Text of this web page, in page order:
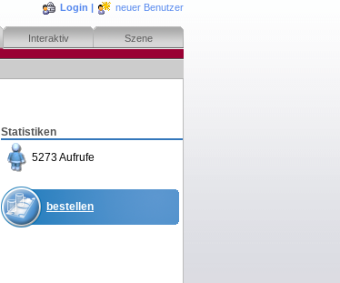
Login | neuer Benutzer
Interaktiv Szene
Statistiken
5273 Aufrufe
bestellen